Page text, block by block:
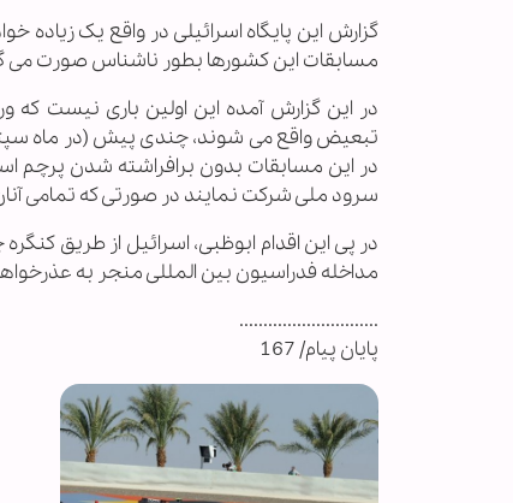
گزارش این پایگاه اسرائیلی در واقع یک
مسابقات این کشورها بطور ناشناس صورت می
در این گزارش آمده این اولین باری نیست که
تبعیض واقع می شوند، چندی پیش (در ماه
در این مسابقات بدون برافراشته شدن
سرود ملی شرکت نمایند در صورتی که تمامی
در پی این اقدام ابوظبی، اسرائیل از طریق
مداخله فدراسیون بین المللی منجر به
.............................
پایان پیام/ 167